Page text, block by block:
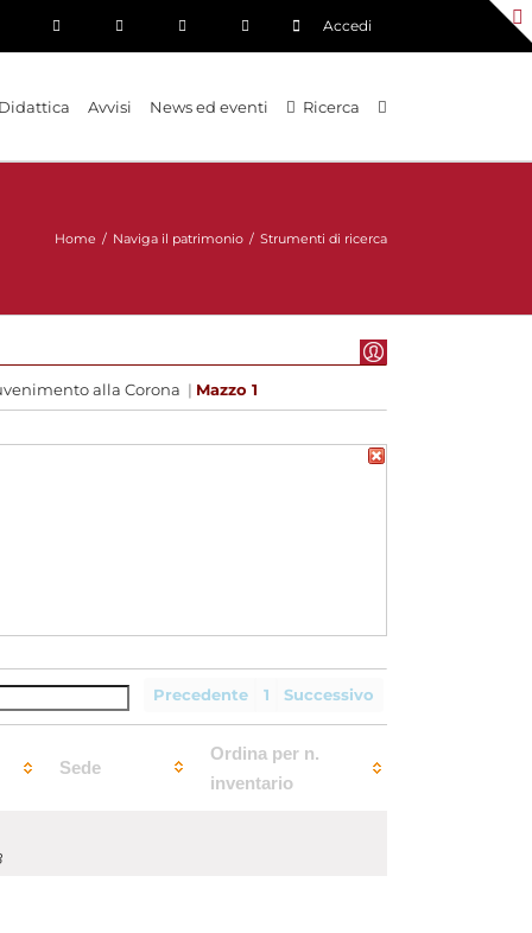
Accedi
Avvisi News ed eventi Ricerca
Home / Naviga il patrimonio / Strumenti di ricerca
alla Corona | Mazzo 1
Precedente 1 Successivo
Sede
Ordina per n.
inventario